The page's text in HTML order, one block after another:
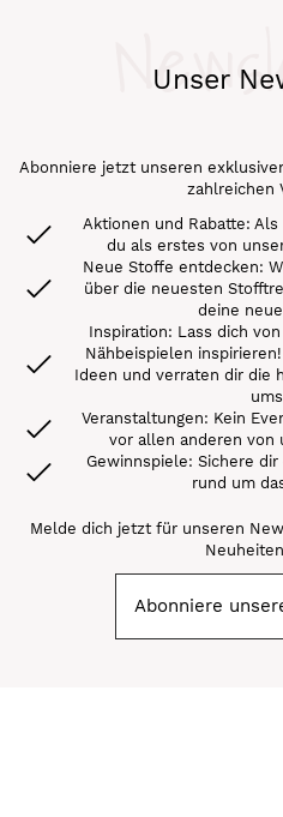
Unser
Abonniere jetzt unseren
zahlreichen
Aktionen und Rabatte:
du als erstes von
Neue Stoffe entdecken:
über die neuesten
deine
Inspiration: Lass dich
Nähbeispielen
Ideen und verraten dir die
Veranstaltungen: Kein
vor allen anderen von
Gewinnspiele: Sichere
rund um
Melde dich jetzt für unseren
Abonniere